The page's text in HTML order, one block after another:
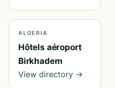
ALGERIA
Hôtels aéroport
Birkhadem
View directory →